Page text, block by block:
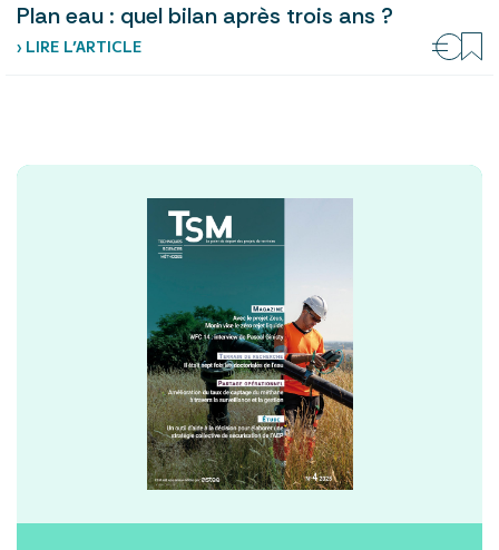
Plan eau : quel bilan après trois ans ?
› LIRE L’ARTICLE